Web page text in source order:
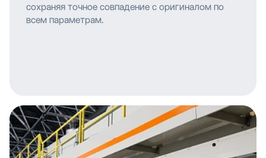
сохраняя точное совпадение с оригиналом по
всем параметрам.